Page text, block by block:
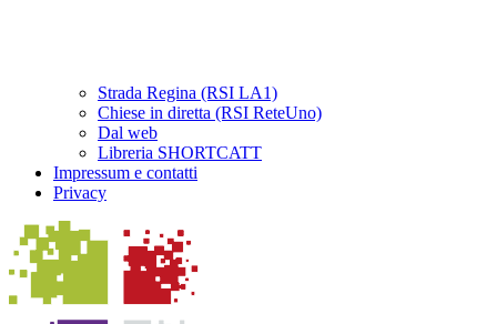
Strada Regina (RSI LA1)
Chiese in diretta (RSI ReteUno)
Dal web
Libreria SHORTCATT
Impressum e contatti
Privacy